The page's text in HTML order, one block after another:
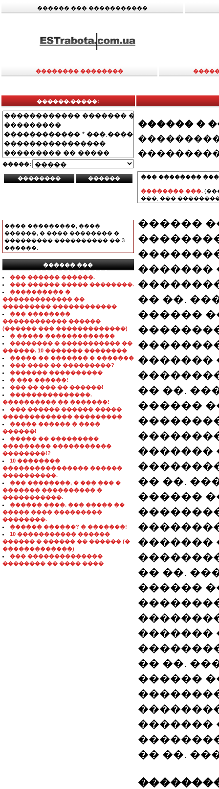
������ ��� �����������
�������� ��������
������.�����:
�����:
���� ���������, ����
������, � ���� �������� �
��������� ���������� �� 3
������.
������ ���
���������������
��� ������ ������.
��� ������ ����� ��������.
���������� �
������������� ��
��������� ������������
��� ��������
������������ ������
(������ ��� �������������)
� ����� �������������
�������� � ����������� ��
������. 10 ������� ��������
����� �� ������� � �������
��� ���� �� ���������?
������� ����������
� ��� ������!
��� �� ��� �� ������!
���������������.
���������� �� �������!
��� ������ ������ �����
������������� ���������
����� ������ � ����
������!
����� �� ���������
��������� �����������
��������!?
10 ��������
���������������� ������
����������.
��� ��������, � ��� ��� �
������� ���������� �
�����������.
������ ����. ��� ����� ��
����� ���� ���������
��������.
������ ������? � �������!
10 ����������� ������
������ � ������ �� ������ (�
�������������)
��� ��������������
�������� �� ���� ����
������ �
��� ��������
�������� ���.
���, ���
������
�������
�� ��.
������
�������
�� ��.
������
�������
�� ��.
������
�������
�� ��.
������
�������
�� ��.
������
�������
�� ��.